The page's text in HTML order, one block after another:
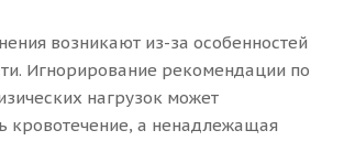
возникают из-за особенностей
Игнорирование рекомендации по
нагрузок может
кровотечение, а ненадлежащая